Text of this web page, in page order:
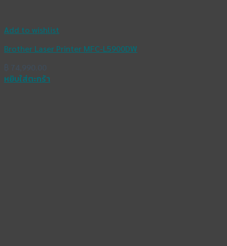
Add to wishlist
Brother Laser Printer MFC-L5900DW
฿ 74,990.00
หยิบใส่ตะกร้า